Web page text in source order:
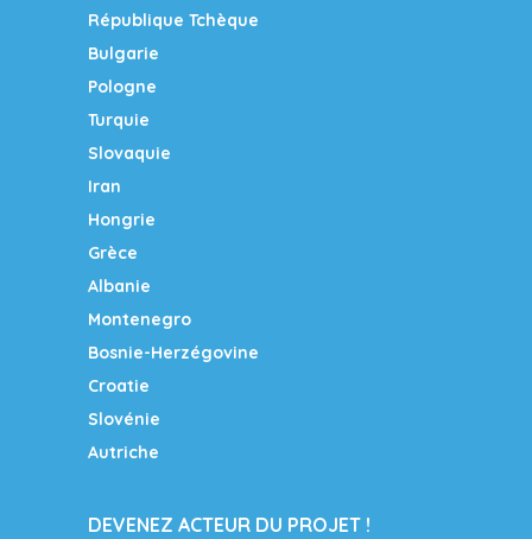
République Tchèque
Bulgarie
Pologne
Turquie
Slovaquie
Iran
Hongrie
Grèce
Albanie
Montenegro
Bosnie-Herzégovine
Croatie
Slovénie
Autriche
DEVENEZ ACTEUR DU PROJET !